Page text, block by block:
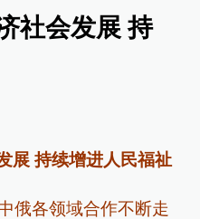
社会发展 持
展 持续增进人民福祉
各领域合作不断走